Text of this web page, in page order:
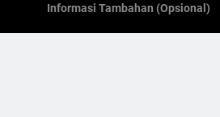
Informasi Tambahan (Opsional)